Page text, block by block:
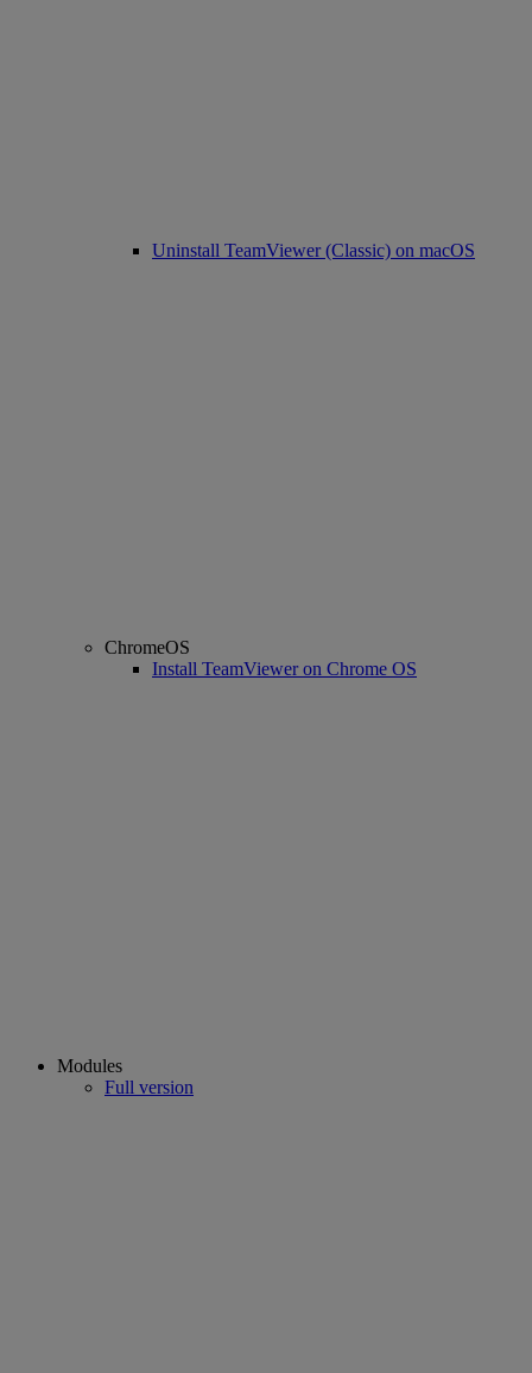
Uninstall TeamViewer (Classic) on macOS
ChromeOS
Install TeamViewer on Chrome OS
Modules
Full version